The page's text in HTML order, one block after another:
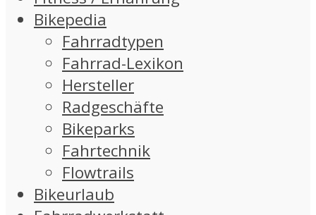
Bikepedia
Fahrradtypen
Fahrrad-Lexikon
Hersteller
Radgeschäfte
Bikeparks
Fahrtechnik
Flowtrails
Bikeurlaub